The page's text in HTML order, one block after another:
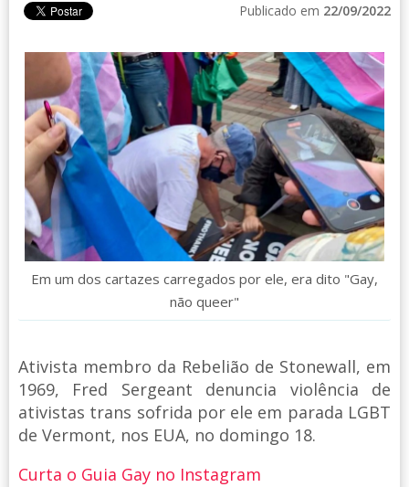
Publicado em 22/09/2022
Em um dos cartazes carregados por ele, era dito "Gay,
não queer"
Ativista membro da Rebelião de Stonewall, em
1969, Fred Sergeant denuncia violência de
ativistas trans sofrida por ele em parada LGBT
de Vermont, nos EUA, no domingo 18.
Curta o Guia Gay no Instagram